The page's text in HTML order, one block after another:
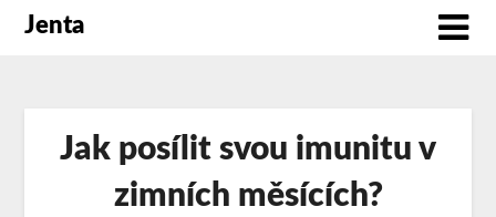
Jenta
Jak posílit svou imunitu v
zimních měsících?